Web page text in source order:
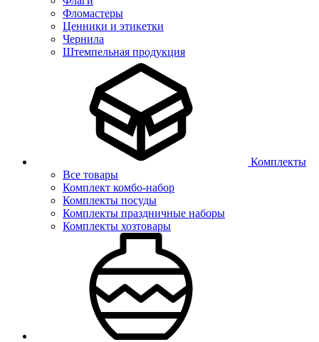
Фломастеры
Ценники и этикетки
Чернила
Штемпельная продукция
Комплекты
Все товары
Комплект комбо-набор
Комплекты посуды
Комплекты праздничные наборы
Комплекты хозтовары